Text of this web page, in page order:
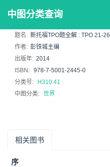
中图分类查询
题名: 新托福TPO题全解 : TPO 21-26
作者: 彭铁城主编
出版年: 2014
ISBN: 978-7-5001-2445-0
分类号:
H310.41
中图分类: 世界
相关图书
序